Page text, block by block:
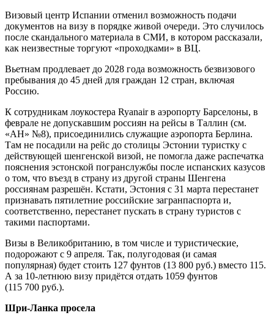
Визовый центр Испании отменил возможность подачи
документов на визу в порядке живой очереди. Это случилось
после скандального материала в СМИ, в котором рассказали,
как неизвестные торгуют «проходками» в ВЦ.
Вьетнам продлевает до 2028 года возможность безвизового
пребывания до 45 дней для граждан 12 стран, включая
Россию.
К сотрудникам лоукостера Ryanair в аэропорту Барселоны, в
феврале не допускавшим россиян на рейсы в Таллин (см.
«АН» №8), присоединились служащие аэропорта Берлина.
Там не посадили на рейс до столицы Эстонии туристку с
действующей шенгенской визой, не помогла даже распечатка
пояснения эстонской погранслужбы после испанских казусов
о том, что въезд в страну из другой страны Шенгена
россиянам разрешён. Кстати, Эстония с 31 марта перестанет
признавать пятилетние российские загранпаспорта и,
соответственно, перестанет пускать в страну туристов с
такими паспортами.
Визы в Великобританию, в том числе и туристические,
подорожают с 9 апреля. Так, полугодовая (и самая
популярная) будет стоить 127 фунтов (13 800 руб.) вместо 115.
А за 10-летнюю визу придётся отдать 1059 фунтов
(115 700 руб.).
Шри-Ланка просела